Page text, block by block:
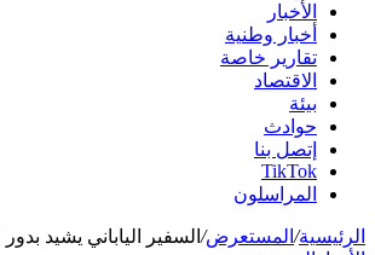
الأخبار
أخبار وطنية
تقارير خاصة
الاقتصاد
بيئة
حوادث
إتصل بنا
TikTok
المراسلون
الرئيسية/ المستعرض/ السفير الياباني يشيد